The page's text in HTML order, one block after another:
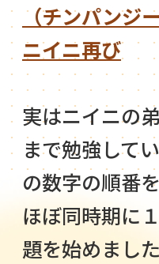
（チンパンジ
ニイニ再び
実はニイニの
まで勉強して
の数字の順番
ほぼ同時期に
題を始めました